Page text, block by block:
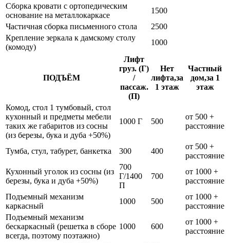
Сборка кровати с ортопедическим
основание на металлокаркасе
1500
Частичная сборка письменного стола
2500
Крепление зеркала к дамскому столу
(комоду)
1000
ПОДЪЁМ
Лифт
груз. (Г)
/
пассаж.
(П)
Нет
лифта,за
1 этаж
Частный
дом,за 1
этаж
Комод, стол 1 тумбовый, стол
кухонный и предметы мебели
таких же габаритов из сосны
(из березы, бука и дуба +50%)
1000 Г 500
от 500 +
расстояние
Тумба, стул, табурет, банкетка 300 400
от 500 +
расстояние
Кухонный уголок из сосны (из
березы, бука и дуба +50%)
700
Г/1400
П
700
от 1000 +
расстояние
Подъемный механизм
каркасный
1000 500
от 1000 +
расстояние
Подъемный механизм
бескаркасный (решетка в сборе
всегда, поэтому поэтажно)
1000 600
от 1000 +
расстояние